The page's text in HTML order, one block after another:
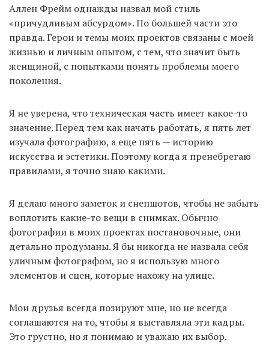
Аллен Фрейм однажды назвал мой стиль
«причудливым абсурдом». По большей части это
правда. Герои и темы моих проектов связаны с моей
жизнью и личным опытом, с тем, что значит быть
женщиной, с попытками понять проблемы моего
поколения.
Я не уверена, что техническая часть имеет какое-то
значение. Перед тем как начать работать, я пять лет
изучала фотографию, а еще пять — историю
искусства и эстетики. Поэтому когда я пренебрегаю
правилами, я точно знаю какими.
Я делаю много заметок и снепшотов, чтобы не забыть
воплотить какие-то вещи в снимках. Обычно
фотографии в моих проектах постановочные, они
детально продуманы. Я бы никогда не назвала себя
уличным фотографом, но я использую много
элементов и сцен, которые нахожу на улице.
Мои друзья всегда позируют мне, но не всегда
соглашаются на то, чтобы я выставляла эти кадры.
Это грустно, но я понимаю и уважаю их выбор.